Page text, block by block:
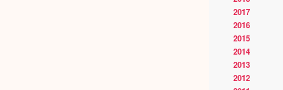
2017
2016
2015
2014
2013
2012